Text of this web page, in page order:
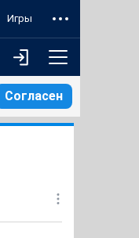
Игры
Согласен